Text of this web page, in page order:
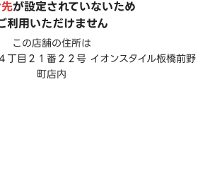
が設定されていないため
利用いただけません
この店舗の住所は
丁目２１番２２号 イオンスタイル板橋前野
町店内